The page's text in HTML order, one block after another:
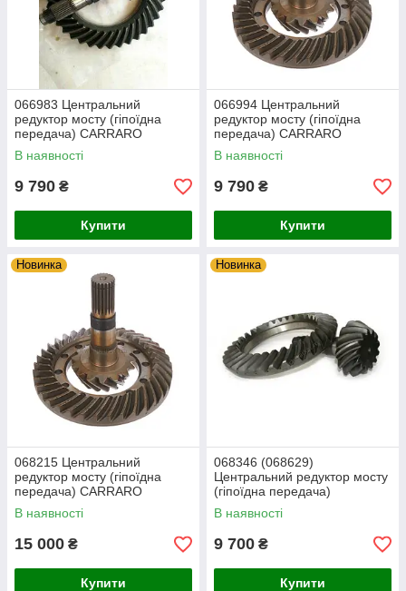
066983 Центральний
редуктор мосту (гіпоїдна
передача) CARRARO
В наявності
9 790 ₴
Купити
066994 Центральний
редуктор мосту (гіпоїдна
передача) CARRARO
В наявності
9 790 ₴
Купити
Новинка
068215 Центральний
редуктор мосту (гіпоїдна
передача) CARRARO
В наявності
15 000 ₴
Купити
Новинка
068346 (068629)
Центральний редуктор мосту
(гіпоїдна передача)
CARRARO
В наявності
9 700 ₴
Купити